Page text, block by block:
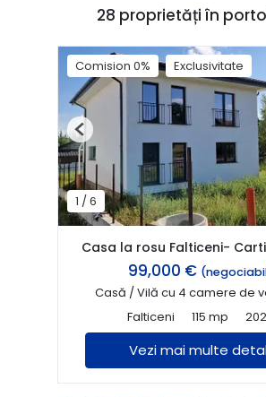
28 proprietăți în
Comision 0% Exclusivitate
1 /6
Previous
Casa la rosu Falticeni-
99,000 €
Casă / Vilă cu 4 camere de
Falticeni
115 mp
Vezi mai multe